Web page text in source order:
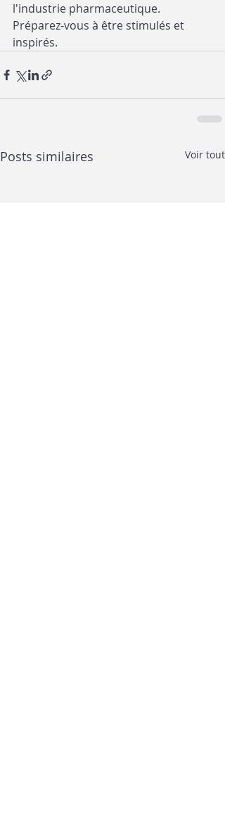
l'industrie pharmaceutique.
Préparez-vous à être stimulés et
inspirés.
Posts similaires Voir tout